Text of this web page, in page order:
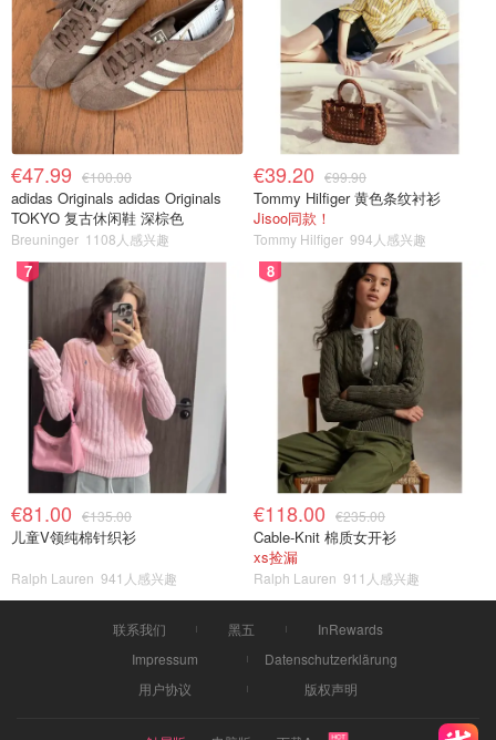
€47.99 €100.00
adidas Originals adidas Originals
TOKYO 复古休闲鞋 深棕色
Breuninger 1108人感兴趣
€39.20 €99.90
Tommy Hilfiger 黄色条纹衬衫
Jisoo同款！
Tommy Hilfiger 994人感兴趣
7
€81.00 €135.00
儿童V领纯棉针织衫
Ralph Lauren 941人感兴趣
8
€118.00 €235.00
Cable-Knit 棉质女开衫
xs捡漏
Ralph Lauren 911人感兴趣
联系我们 黑五
InRewards
Impressum
Datenschutzerklärung
用户协议
版权声明